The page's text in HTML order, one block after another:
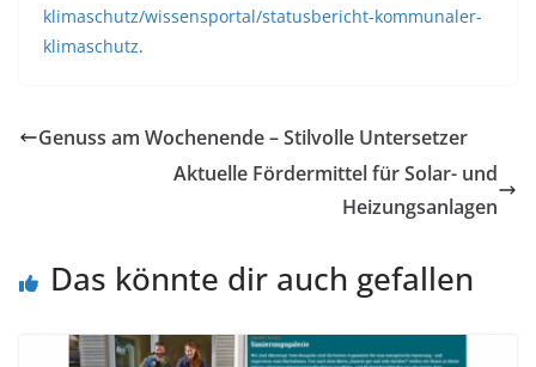
klimaschutz/wissensportal/statusbericht-kommunaler-
klimaschutz.
Genuss am Wochenende – Stilvolle Untersetzer
Aktuelle Fördermittel für Solar- und
Heizungsanlagen
Das könnte dir auch gefallen